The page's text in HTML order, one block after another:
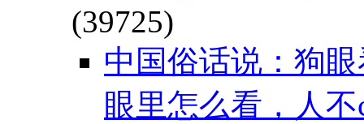
(39725)
中国俗话说：狗
眼里怎么看，人不